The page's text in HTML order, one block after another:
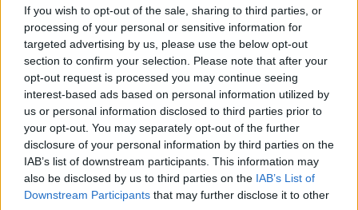
If you wish to opt-out of the sale, sharing to third parties, or
processing of your personal or sensitive information for
targeted advertising by us, please use the below opt-out
section to confirm your selection. Please note that after your
opt-out request is processed you may continue seeing
interest-based ads based on personal information utilized by
us or personal information disclosed to third parties prior to
your opt-out. You may separately opt-out of the further
disclosure of your personal information by third parties on the
IAB’s list of downstream participants. This information may
also be disclosed by us to third parties on the IAB’s List of
Downstream Participants that may further disclose it to other
Radu Macrinici Tamás evangéliuma című darabját
Vadas Lászlószínrevitelében láthatja majd a
közönség. A stúdióbérletben szerepel egy
meglepetés is, ami azt jelenti, hogy a bérletesek több
ajánlatból választhatják ki a harmadik stúdió-
előadást.
A nagyszínpadi előadások helyszíne - a színház
épületének belső felújítása miatt - a Nagyváradi
Állami Filharmónia koncertterme lesz.
A 2007-2008. évad díjazottjai: